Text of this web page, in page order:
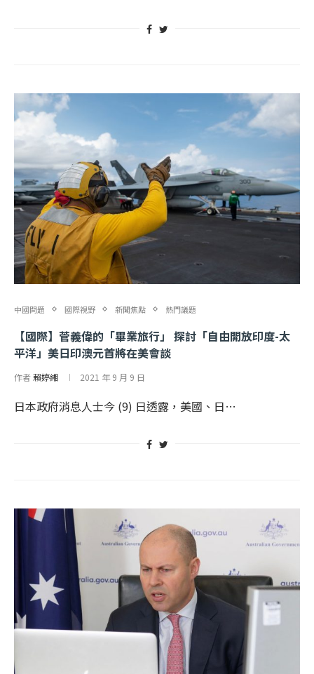
中國問題 國際視野 新聞焦點 熱門議題
【國際】菅義偉的「畢業旅行」 探討「自由開放印度-太
平洋」美日印澳元首將在美會談
作者賴婷緗 2021 年 9 月 9 日
日本政府消息人士今 (9) 日透露，美國、日…